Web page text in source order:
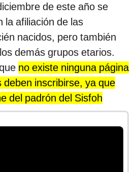
de este año se
la afiliación de las
nacidos, pero también
demás grupos etarios.
no existe ninguna página
deben inscribirse, ya que
del padrón del Sisfoh